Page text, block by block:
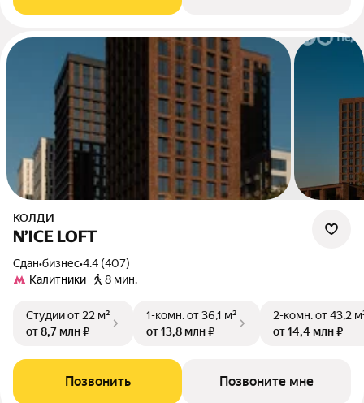
КОЛДИ
N’ICE LOFT
Сдан•бизнес•4.4 (407)
Калитники
8 мин.
Студииот 22 м²
от 8,7 млн ₽
1-комн.от 36,1 м²
от 13,8 млн ₽
2-комн.от 43,2
от 14,4 млн ₽
Позвонить Позвоните мне